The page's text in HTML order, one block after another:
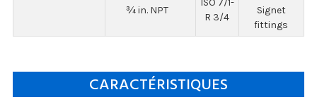
¾ in. NPT
ISO 7/1-
R 3/4
Signet
fittings
CARACTÉRISTIQUES